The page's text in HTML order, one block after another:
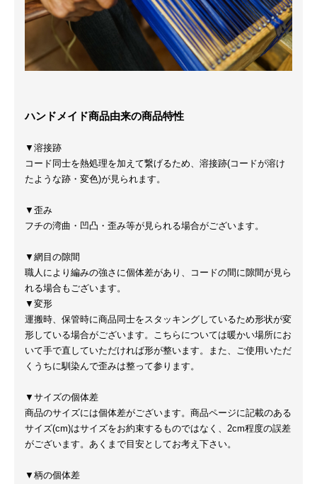
ハンドメイド商品由来の商品特性
▼溶接跡
コード同士を熱処理を加えて繋げるため、溶接跡(コードが溶け
たような跡・変色)が見られます。
▼歪み
フチの湾曲・凹凸・歪み等が見られる場合がございます。
▼網目の隙間
職人により編みの強さに個体差があり、コードの間に隙間が見ら
れる場合もございます。
▼変形
運搬時、保管時に商品同士をスタッキングしているため形状が変
形している場合がございます。こちらについては暖かい場所にお
いて手で直していただければ形が整います。また、ご使用いただ
くうちに馴染んで歪みは整って参ります。
▼サイズの個体差
商品のサイズには個体差がございます。商品ページに記載のある
サイズ(cm)はサイズをお約束するものではなく、2cm程度の誤差
がございます。あくまで目安としてお考え下さい。
▼柄の個体差